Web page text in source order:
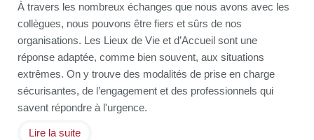
À travers les nombreux échanges que nous avons avec les
collègues, nous pouvons être fiers et sûrs de nos
organisations. Les Lieux de Vie et d’Accueil sont une
réponse adaptée, comme bien souvent, aux situations
extrêmes. On y trouve des modalités de prise en charge
sécurisantes, de l’engagement et des professionnels qui
savent répondre à l'urgence.
Lire la suite